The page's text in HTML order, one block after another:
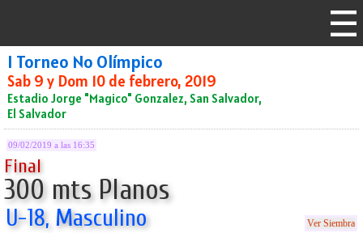
I Torneo No Olímpico
Sab 9 y Dom 10 de febrero, 2019
Estadio Jorge "Magico" Gonzalez, San Salvador,
El Salvador
09/02/2019 a las 16:35
Final
300 mts Planos
U-18, Masculino Ver Siembra